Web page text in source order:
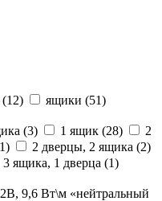
(12) ящики (51)
(3) 1 ящик (28)
2
1) 2 дверцы, 2 ящика (2)
3 ящика, 1 дверца (1)
9,6 Вт\м «нейтральный